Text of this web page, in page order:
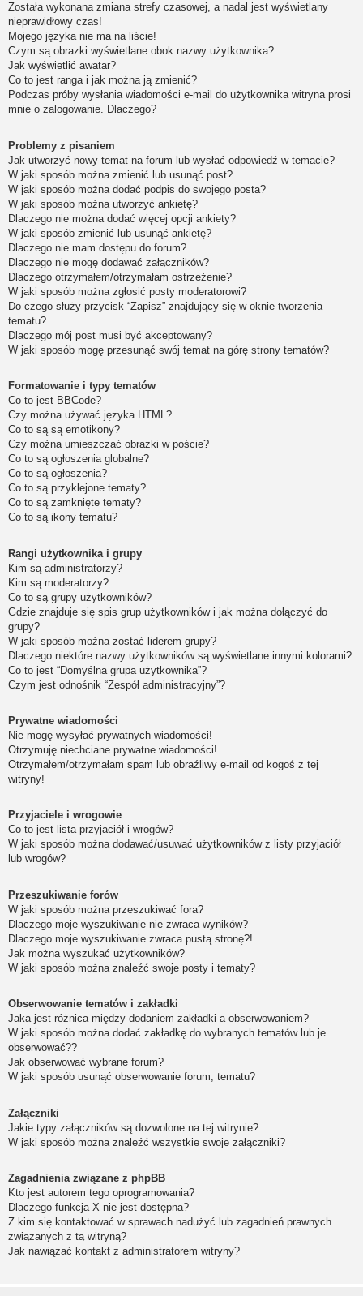
Została wykonana zmiana strefy czasowej, a nadal jest wyświetlany
nieprawidłowy czas!
Mojego języka nie ma na liście!
Czym są obrazki wyświetlane obok nazwy użytkownika?
Jak wyświetlić awatar?
Co to jest ranga i jak można ją zmienić?
Podczas próby wysłania wiadomości e-mail do użytkownika witryna prosi
mnie o zalogowanie. Dlaczego?
Problemy z pisaniem
Jak utworzyć nowy temat na forum lub wysłać odpowiedź w temacie?
W jaki sposób można zmienić lub usunąć post?
W jaki sposób można dodać podpis do swojego posta?
W jaki sposób można utworzyć ankietę?
Dlaczego nie można dodać więcej opcji ankiety?
W jaki sposób zmienić lub usunąć ankietę?
Dlaczego nie mam dostępu do forum?
Dlaczego nie mogę dodawać załączników?
Dlaczego otrzymałem/otrzymałam ostrzeżenie?
W jaki sposób można zgłosić posty moderatorowi?
Do czego służy przycisk “Zapisz” znajdujący się w oknie tworzenia
tematu?
Dlaczego mój post musi być akceptowany?
W jaki sposób mogę przesunąć swój temat na górę strony tematów?
Formatowanie i typy tematów
Co to jest BBCode?
Czy można używać języka HTML?
Co to są są emotikony?
Czy można umieszczać obrazki w poście?
Co to są ogłoszenia globalne?
Co to są ogłoszenia?
Co to są przyklejone tematy?
Co to są zamknięte tematy?
Co to są ikony tematu?
Rangi użytkownika i grupy
Kim są administratorzy?
Kim są moderatorzy?
Co to są grupy użytkowników?
Gdzie znajduje się spis grup użytkowników i jak można dołączyć do
grupy?
W jaki sposób można zostać liderem grupy?
Dlaczego niektóre nazwy użytkowników są wyświetlane innymi kolorami?
Co to jest “Domyślna grupa użytkownika”?
Czym jest odnośnik “Zespół administracyjny”?
Prywatne wiadomości
Nie mogę wysyłać prywatnych wiadomości!
Otrzymuję niechciane prywatne wiadomości!
Otrzymałem/otrzymałam spam lub obraźliwy e-mail od kogoś z tej
witryny!
Przyjaciele i wrogowie
Co to jest lista przyjaciół i wrogów?
W jaki sposób można dodawać/usuwać użytkowników z listy przyjaciół
lub wrogów?
Przeszukiwanie forów
W jaki sposób można przeszukiwać fora?
Dlaczego moje wyszukiwanie nie zwraca wyników?
Dlaczego moje wyszukiwanie zwraca pustą stronę?!
Jak można wyszukać użytkowników?
W jaki sposób można znaleźć swoje posty i tematy?
Obserwowanie tematów i zakładki
Jaka jest różnica między dodaniem zakładki a obserwowaniem?
W jaki sposób można dodać zakładkę do wybranych tematów lub je
obserwować??
Jak obserwować wybrane forum?
W jaki sposób usunąć obserwowanie forum, tematu?
Załączniki
Jakie typy załączników są dozwolone na tej witrynie?
W jaki sposób można znaleźć wszystkie swoje załączniki?
Zagadnienia związane z phpBB
Kto jest autorem tego oprogramowania?
Dlaczego funkcja X nie jest dostępna?
Z kim się kontaktować w sprawach nadużyć lub zagadnień prawnych
związanych z tą witryną?
Jak nawiązać kontakt z administratorem witryny?